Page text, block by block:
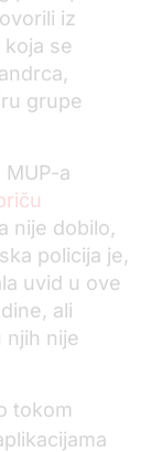
iz
koja se
grupe
a
nije dobilo,
policija je,
uvid u ove
ali
njih nije
tokom